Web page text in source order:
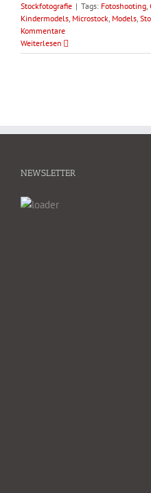
Stockfotografie | Tags: Fotoshooting,
Kindermodels, Microstock, Models,
Kommentare
Weiterlesen
NEWSLETTER